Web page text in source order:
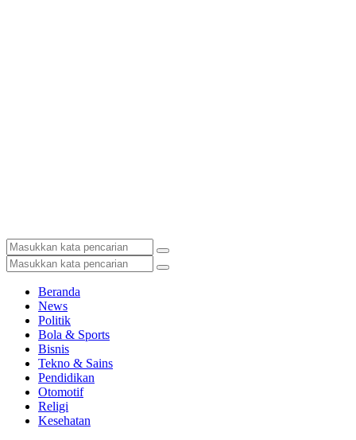
Beranda
News
Politik
Bola & Sports
Bisnis
Tekno & Sains
Pendidikan
Otomotif
Religi
Kesehatan